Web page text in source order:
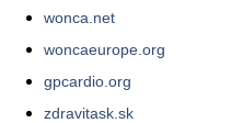
wonca.net
woncaeurope.org
gpcardio.org
zdravitask.sk